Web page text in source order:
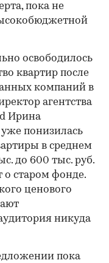
пока не
освободилось
квартир после
компаний в
агентства
Ирина
понизилась
в среднем
до 600 тыс. руб.
о старом фонде.
ценового
никуда
пока